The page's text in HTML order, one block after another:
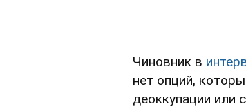
Чиновник в
нет опций,
деоккупации или